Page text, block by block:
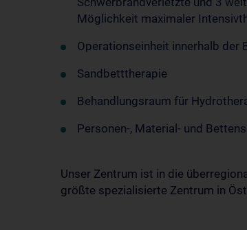
Möglichkeit maximaler
Operationseinheit innerhalb der
Sandbetttherapie
Behandlungsraum für
Personen-, Material- und
Unser Zentrum ist in die
größte spezialisierte Zentrum in